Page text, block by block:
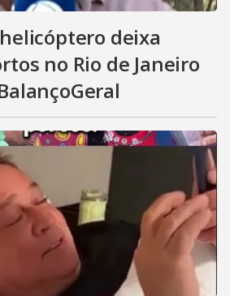
deixa
no Rio de Janeiro